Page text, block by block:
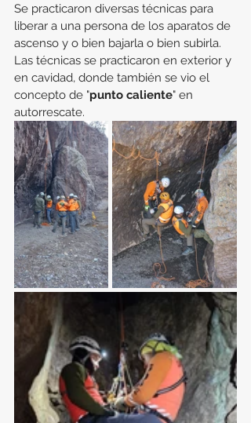
Se practicaron diversas técnicas para
liberar a una persona de los aparatos de
ascenso y o bien bajarla o bien subirla.
Las técnicas se practicaron en exterior y
en cavidad, donde también se vio el
concepto de "punto caliente" en
autorrescate.